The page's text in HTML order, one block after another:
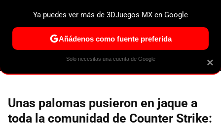
ESPECIALES PS5 NINTENDO SWITCH 2 XBOX
Unas palomas pusieron en jaque a
toda la comunidad de Counter Strike:
×
Ya puedes ver más de 3DJuegos MX en Google
Añádenos como fuente preferida
Solo necesitas una cuenta de Google